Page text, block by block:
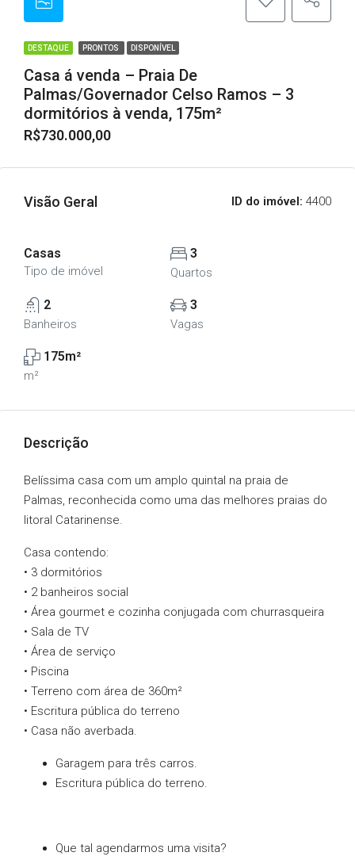
DESTAQUE PRONTOS DISPONÍVEL
Casa á venda – Praia De
Palmas/Governador Celso Ramos – 3
dormitórios à venda, 175m²
R$730.000,00
Visão Geral ID do imóvel: 4400
Casas
Tipo de imóvel
3
Quartos
2
Banheiros
3
Vagas
175m²
m²
Descrição
Belíssima casa com um amplo quintal na praia de
Palmas, reconhecida como uma das melhores praias do
litoral Catarinense.
Casa contendo:
• 3 dormitórios
• 2 banheiros social
• Área gourmet e cozinha conjugada com churrasqueira
• Sala de TV
• Área de serviço
• Piscina
• Terreno com área de 360m²
• Escritura pública do terreno
• Casa não averbada.
Garagem para três carros.
Escritura pública do terreno.
Que tal agendarmos uma visita?